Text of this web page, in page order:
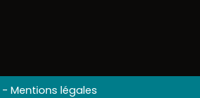
- Mentions légales